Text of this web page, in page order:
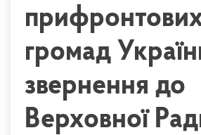
прифронтових
громад
звернення до
Верховної